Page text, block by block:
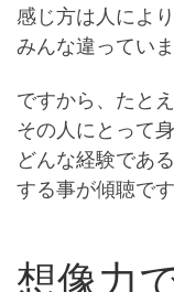
感じ方は人により
みんな違っていま
ですから、たと
その人にとって
どんな経験であ
する事が傾聴です
想像力